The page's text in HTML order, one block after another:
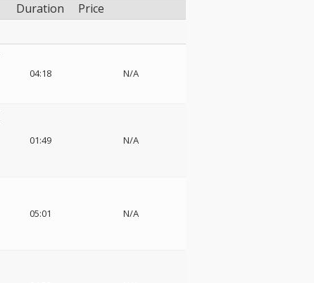
Duration
Price
04:18 N/A
01:49 N/A
05:01 N/A